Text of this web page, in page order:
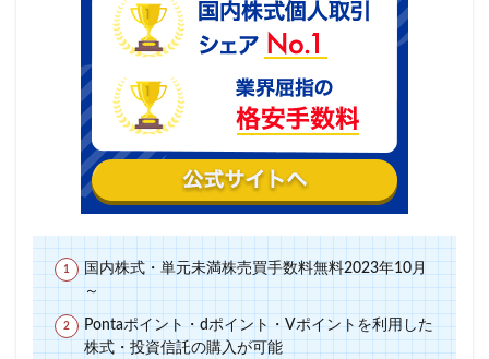
国内株式・単元未満株売買手数料無料2023年10月
～
Pontaポイント・dポイント・Vポイントを利用した
株式・投資信託の購入が可能